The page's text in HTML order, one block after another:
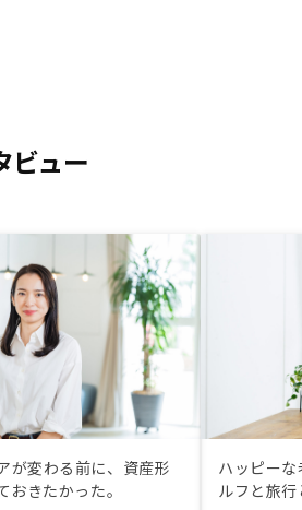
ビュー
が変わる前に、資産形
おきたかった。
ハッピー
ルフと旅